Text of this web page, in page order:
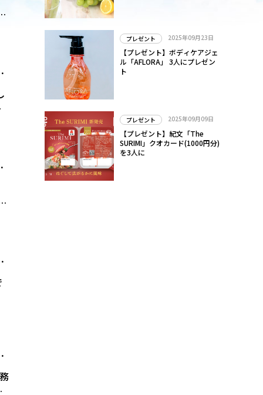
プレゼント 2025年09月23日
【プレゼント】ボディケアジェ
ル「AFLORA」 3人にプレゼン
ト
プレゼント 2025年09月09日
【プレゼント】紀文「The
SURIMI」クオカード(1000円分)
を3人に